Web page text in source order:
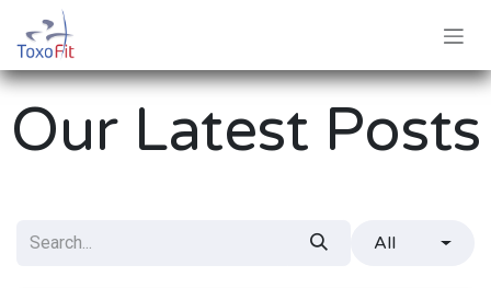
Skip to Content
Our Latest Posts
All